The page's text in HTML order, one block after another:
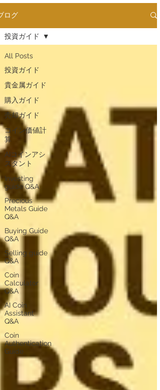
ログ
All Posts
投資ガイド
貴金属ガイド
購入ガイド
売却ガイド
​コイン価値計
算
AIコインアシ
スタント
Investing
guide Q&A
Precious
Metals Guide
Q&A
Buying Guide
Q&A
Selling guide
Q&A
Coin
Calculator
Q&A
AI Coin
Assistant
Q&A
Coin
Authentication
Guide
投資ガイド